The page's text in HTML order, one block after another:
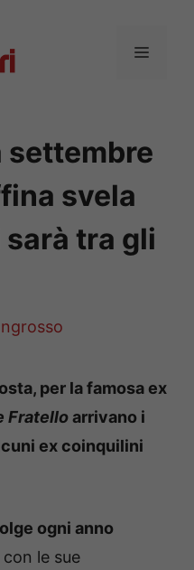
MENU
settembre
svela
tra gli
per la famosa ex
Fratelloarrivano i
ex coinquilini
ogni anno
con le sue